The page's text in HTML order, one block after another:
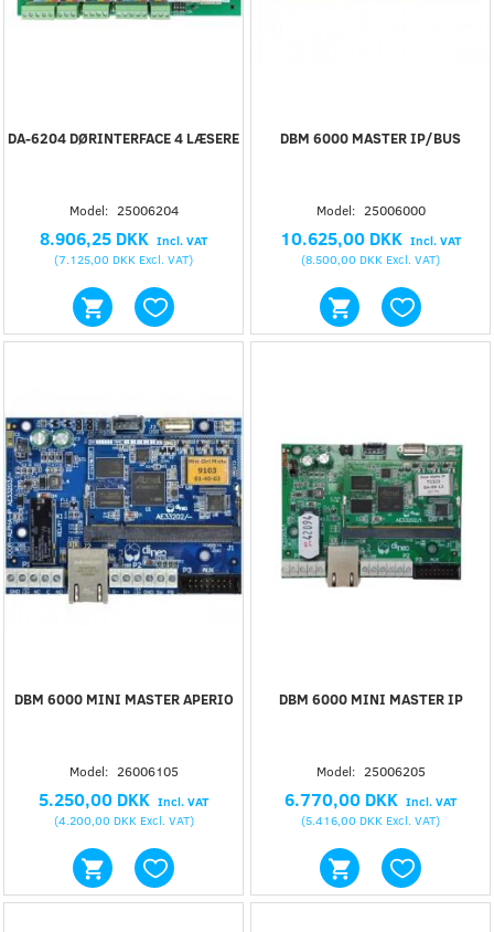
DA-6204 DØRINTERFACE 4 LÆSERE
Model: 25006204
8.906,25 DKK Incl. VAT
(7.125,00 DKK Excl. VAT)
DBM 6000 MASTER IP/BUS
Model: 25006000
10.625,00 DKK Incl. VAT
(8.500,00 DKK Excl. VAT)
DBM 6000 MINI MASTER APERIO
Model: 26006105
5.250,00 DKK Incl. VAT
(4.200,00 DKKExcl. VAT)
DBM 6000 MINI MASTER IP
Model: 25006205
6.770,00 DKK Incl. VAT
(5.416,00 DKK Excl. VAT)